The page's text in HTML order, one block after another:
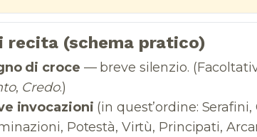
recita (schema pratico)
di croce — breve silenzio.
, Credo.)
invocazioni (in quest’ordine:
Potestà, Virtù, Principati,